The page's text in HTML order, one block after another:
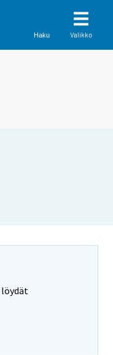
Haku Valikko
löydät